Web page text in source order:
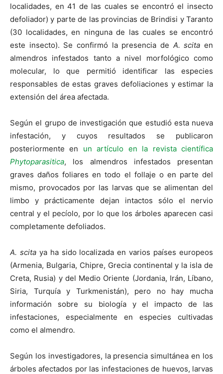
localidades, en 41 de las cuales se encontró el insecto
defoliador) y parte de las provincias de Brindisi y Taranto
(30 localidades, en ninguna de las cuales se encontró
este insecto). Se confirmó la presencia de A. scita en
almendros infestados tanto a nivel morfológico como
molecular, lo que permitió identificar las especies
responsables de estas graves defoliaciones y estimar la
extensión del área afectada.
Según el grupo de investigación que estudió esta nueva
infestación, y cuyos resultados se publicaron
posteriormente en un artículo en la revista científica
Phytoparasitica, los almendros infestados presentan
graves daños foliares en todo el follaje o en parte del
mismo, provocados por las larvas que se alimentan del
limbo y prácticamente dejan intactos sólo el nervio
central y el pecíolo, por lo que los árboles aparecen casi
completamente defoliados.
A. scitaya ha sido localizada en varios países europeos
(Armenia, Bulgaria, Chipre, Grecia continental y la isla de
Creta, Rusia) y del Medio Oriente (Jordania, Irán, Líbano,
Siria, Turquía y Turkmenistán), pero no hay mucha
información sobre su biología y el impacto de las
infestaciones, especialmente en especies cultivadas
como el almendro.
Según los investigadores, la presencia simultánea en los
árboles afectados por las infestaciones de huevos, larvas